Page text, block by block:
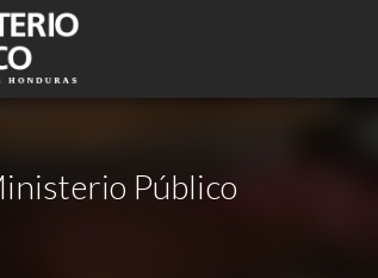
Público